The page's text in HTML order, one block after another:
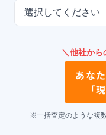
選択してください
＼他社から
あな
「
※一括査定のような複